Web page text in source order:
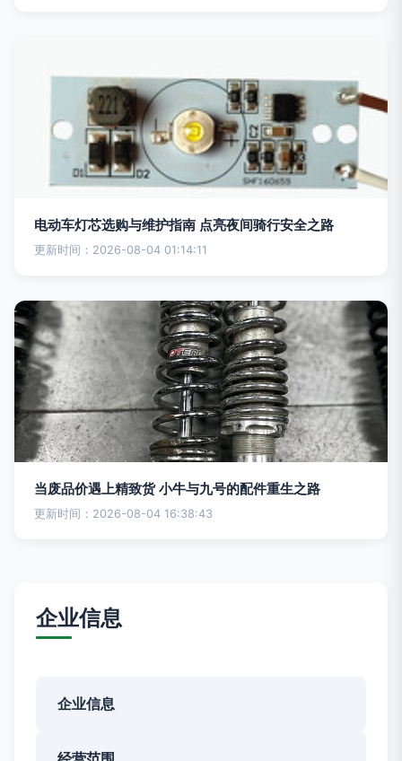
电动车灯芯选购与维护指南 点亮夜间骑行安全之路
更新时间：2026-08-04 01:14:11
当废品价遇上精致货 小牛与九号的配件重生之路
更新时间：2026-08-04 16:38:43
企业信息
企业信息